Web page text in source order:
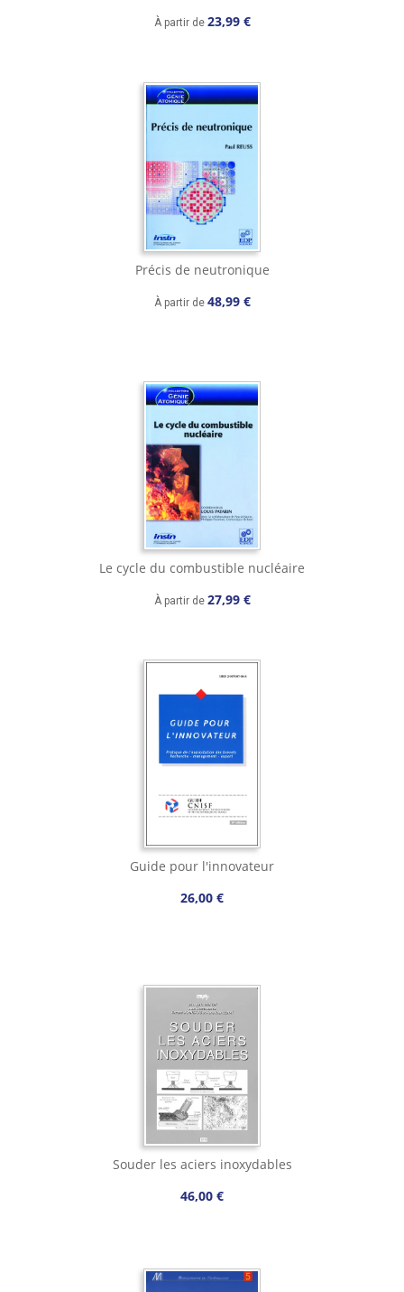
À partir de 23,99 €
Précis de neutronique
À partir de 48,99 €
Le cycle du combustible nucléaire
À partir de 27,99 €
Guide pour l'innovateur
26,00 €
Souder les aciers inoxydables
46,00 €